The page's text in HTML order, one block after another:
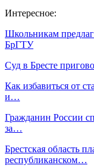
Интересное:
Школьникам
БрГТУ
Суд в Бресте
Как избавиться от
и…
Гражданин России
за…
Брестская область
республиканском…